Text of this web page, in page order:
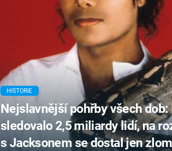
MARIE TEREZIE
NAPOLEON
BONAPARTE
BRITSKÁ
KRÁLOVSKÁ
RODINA
HISTORIE
Nejslavnější pohřby všech dob:
sledovalo 2,5 miliardy lidí, na
s Jacksonem se dostal jen